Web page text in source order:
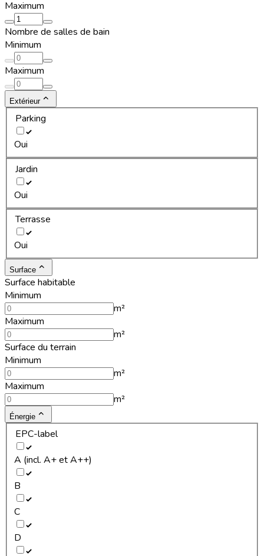
Maximum
Nombre de salles de bain
Minimum
Maximum
Extérieur
Parking
Oui
Jardin
Oui
Terrasse
Oui
Surface
Surface habitable
Minimum
m²
Maximum
m²
Surface du terrain
Minimum
m²
Maximum
m²
Énergie
EPC-label
A (incl. A+ et A++)
B
C
D